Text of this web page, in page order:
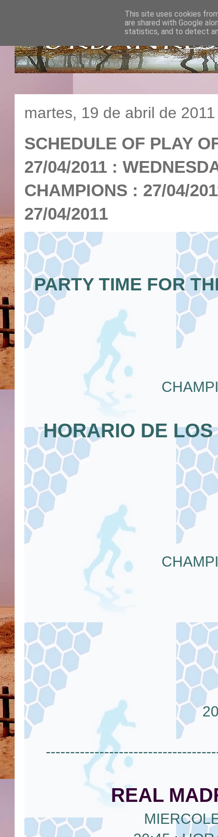
martes, 19 de abril de 2011
SCHEDULE OF PLAY
27/04/2011 :
CHAMPIONS : 27/04/
27/04/2011
PARTY TIME FOR
HORARIO DE
REAL
This site uses cookies
are shared with Google
statistics, and to detect